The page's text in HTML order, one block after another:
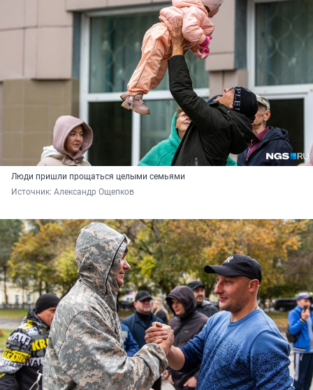
Люди пришли прощаться целыми семьями
Источник: Александр Ощепков